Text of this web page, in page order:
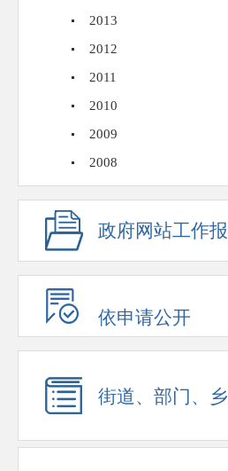
2013
2012
2011
2010
2009
2008
政府网站工作
依申请公开
街道、部门、